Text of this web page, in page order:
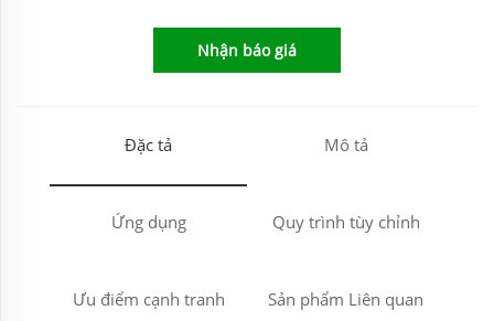
Nhận báo giá
Đặc tả Mô tả
Ứng dụng Quy trình tùy chỉnh
Ưu điểm cạnh tranh Sản phẩm Liên quan